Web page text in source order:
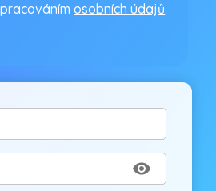
osobních údajů